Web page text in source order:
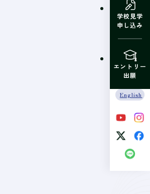
学校見学
申し込み
エントリー
出願
English